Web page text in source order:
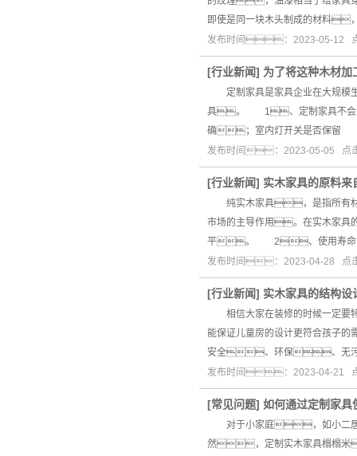
即使是同一块木头制成的材料
发布时间：2023-05-12
[行业新闻] 为了将这种木材
定制家具是家具企业在大规模
具。 1、定制家具不会
确；室内灯开关是否保留
发布时间：2023-05-05 点
[行业新闻] 实木家具的原料
纯实木家具，是指所有
市场的主导作用。在实木家
平。 2、使用寿命
发布时间：2023-04-28 点
[行业新闻] 实木家具的结构
相信大家在装修的时候一定
能保证儿童房的设计更符合孩
安全、环保、无
发布时间：2023-04-21
[常见问题] 如何通过定制家
对于小家庭，如小二居
然，定制实木家具榻榻